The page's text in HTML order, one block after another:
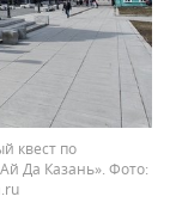
квест по
Да Казань».